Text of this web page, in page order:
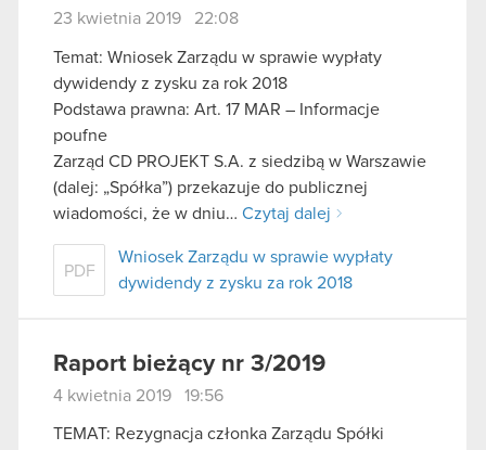
23 kwietnia 2019 22:08
Temat: Wniosek Zarządu w sprawie wypłaty
dywidendy z zysku za rok 2018
Podstawa prawna: Art. 17 MAR – Informacje
poufne
Zarząd CD PROJEKT S.A. z siedzibą w Warszawie
(dalej: „Spółka”) przekazuje do publicznej
wiadomości, że w dniu… Czytaj dalej
PDF
Wniosek Zarządu w sprawie wypłaty
dywidendy z zysku za rok 2018
Raport bieżący nr 3/2019
4 kwietnia 2019 19:56
TEMAT: Rezygnacja członka Zarządu Spółki